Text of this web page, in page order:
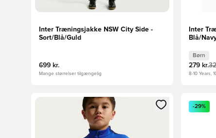
Inter Træningsjakke NSW City Side -
Sort/Blå/Guld
699 kr.
Mange størrelser tilgængelig
Inter
Blå/
Børn
279 kr.
8-10 Years,
Åbner en Modal til at logge ind eller tilmelde dig som
Åbner
-29%